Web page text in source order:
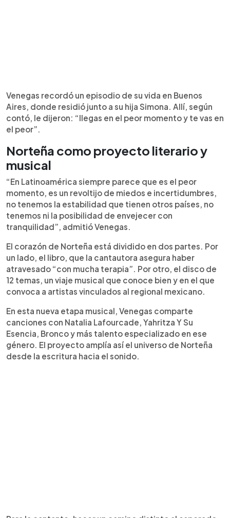
Venegas recordó un episodio de su vida en Buenos
Aires, donde residió junto a su hija Simona. Allí, según
contó, le dijeron: “llegas en el peor momento y te vas en
el peor”.
Norteña como proyecto literario y
musical
“En Latinoamérica siempre parece que es el peor
momento, es un revoltijo de miedos e incertidumbres,
no tenemos la estabilidad que tienen otros países, no
tenemos ni la posibilidad de envejecer con
tranquilidad”, admitió Venegas.
El corazón de Norteña está dividido en dos partes. Por
un lado, el libro, que la cantautora asegura haber
atravesado “con mucha terapia”. Por otro, el disco de
12 temas, un viaje musical que conoce bien y en el que
convoca a artistas vinculados al regional mexicano.
En esta nueva etapa musical, Venegas comparte
canciones con Natalia Lafourcade, Yahritza Y Su
Esencia, Bronco y más talento especializado en ese
género. El proyecto amplía así el universo de Norteña
desde la escritura hacia el sonido.